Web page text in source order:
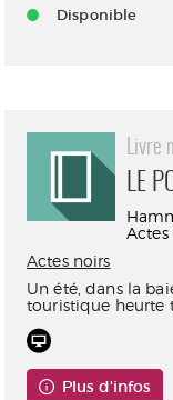
Disponible
Livre
LE
Actes
Actes noirs
Un été, dans la
touristique heurte
Plus d'infos